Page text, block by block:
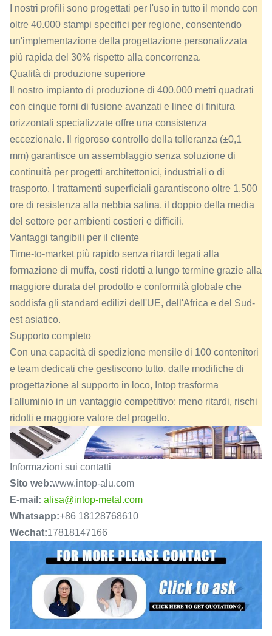
I nostri profili sono progettati per l'uso in tutto il mondo con
oltre 40.000 stampi specifici per regione, consentendo
un'implementazione della progettazione personalizzata
più rapida del 30% rispetto alla concorrenza.
Qualità di produzione superiore
Il nostro impianto di produzione di 400.000 metri quadrati
con cinque forni di fusione avanzati e linee di finitura
orizzontali specializzate offre una consistenza
eccezionale. Il rigoroso controllo della tolleranza (±0,1
mm) garantisce un assemblaggio senza soluzione di
continuità per progetti architettonici, industriali o di
trasporto. I trattamenti superficiali garantiscono oltre 1.500
ore di resistenza alla nebbia salina, il doppio della media
del settore per ambienti costieri e difficili.
Vantaggi tangibili per il cliente
Time-to-market più rapido senza ritardi legati alla
formazione di muffa, costi ridotti a lungo termine grazie alla
maggiore durata del prodotto e conformità globale che
soddisfa gli standard edilizi dell'UE, dell'Africa e del Sud-
est asiatico.
Supporto completo
Con una capacità di spedizione mensile di 100 contenitori
e team dedicati che gestiscono tutto, dalle modifiche di
progettazione al supporto in loco, Intop trasforma
l'alluminio in un vantaggio competitivo: meno ritardi, rischi
ridotti e maggiore valore del progetto.
Informazioni sui contatti
Sito web:www.intop-alu.com
E-mail: alisa@intop-metal.com
Whatsapp:+86 18128768610
Wechat:17818147166